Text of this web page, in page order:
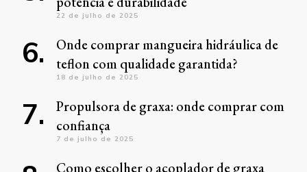
22 de julho de 2025
Onde comprar mangueira hidráulica de
teflon com qualidade garantida?
18 de julho de 2025
Propulsora de graxa: onde comprar com
confiança
7 de julho de 2025
Como escolher o acoplador de graxa